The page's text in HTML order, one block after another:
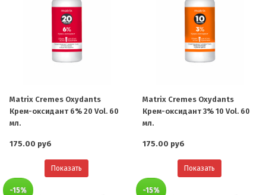
Matrix Cremes Oxydants
Крем-оксидант 6% 20 Vol. 60
мл.
175.00 руб
Показать
Matrix Cremes Oxydants
Крем-оксидант 3% 10 Vol. 60
мл.
175.00 руб
Показать
-15% -15%